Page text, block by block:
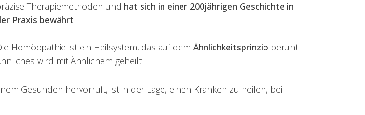
Therapiemethoden und hat sich in einer 200jährigen Geschichte in
Praxis bewährt .
Homöopathie ist ein Heilsystem, das auf dem Ähnlichkeitsprinzip beruht:
wird mit Ähnlichem geheilt.
Gesunden hervorruft, ist in der Lage, einen Kranken zu heilen, bei